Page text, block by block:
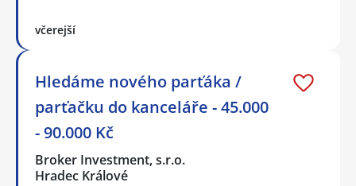
včerejší
Hledáme nového parťáka /
parťačku do kanceláře - 45.000
- 90.000 Kč
Broker Investment, s.r.o.
Hradec Králové